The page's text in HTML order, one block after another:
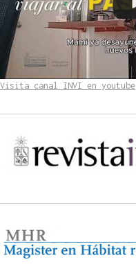
Visita canal INVI en youtube